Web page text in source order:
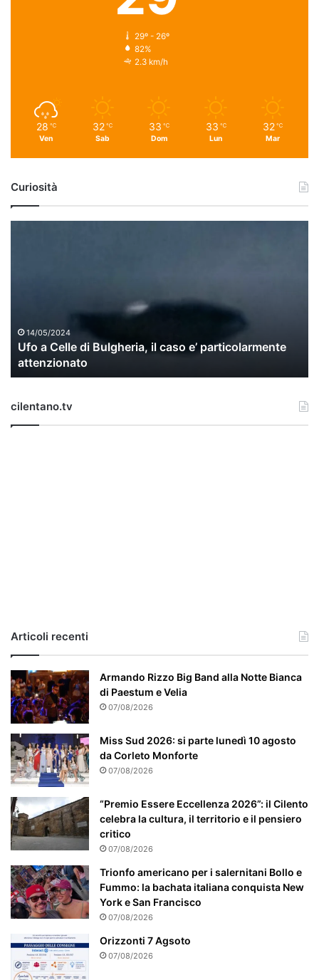
29º - 26º
82%
2.3 km/h
28 ℃
Ven
32 ℃
Sab
33 ℃
Dom
33 ℃
Lun
32 ℃
Mar
Curiosità
i
u
l
e
p
a
r
t
i
c
o
l
a
r
m
e
n
e
a
t
t
n
z
14/05/2024
Ufo a Celle di Bulgheria, il caso e’ particolarmente
attenzionato
cilentano.tv
Articoli recenti
Armando Rizzo Big Band alla Notte Bianca
di Paestum e Velia
07/08/2026
Miss Sud 2026: si parte lunedì 10 agosto
da Corleto Monforte
07/08/2026
“Premio Essere Eccellenza 2026”: il Cilento
celebra la cultura, il territorio e il pensiero
critico
07/08/2026
Trionfo americano per i salernitani Bollo e
Fummo: la bachata italiana conquista New
York e San Francisco
07/08/2026
Orizzonti 7 Agsoto
07/08/2026